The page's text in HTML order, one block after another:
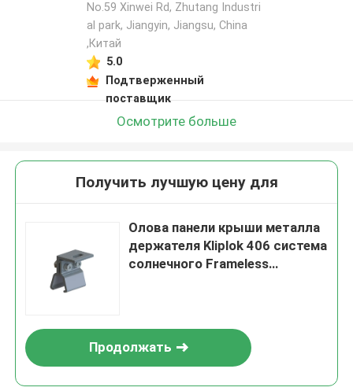
No.59 Xinwei Rd, Zhutang Industri
al park, Jiangyin, Jiangsu, China
,Китай
5.0
Подтверженный
поставщик
Осмотрите больше
Получить лучшую цену для
Олова панели крыши металла
держателя Kliplok 406 система
солнечного Frameless
Продолжать